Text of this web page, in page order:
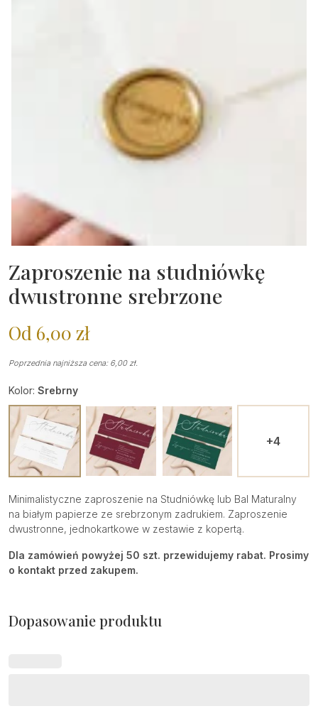
Zaproszenie na studniówkę
dwustronne srebrzone
Od 6,00 zł
Poprzednia najniższa cena: 6,00 zł.
Kolor: Srebrny
+4
Minimalistyczne zaproszenie na Studniówkę lub Bal Maturalny
na białym papierze ze srebrzonym zadrukiem. Zaproszenie
dwustronne, jednokartkowe w zestawie z kopertą.
Dla zamówień powyżej 50 szt. przewidujemy rabat. Prosimy
o kontakt przed zakupem.
Dopasowanie produktu